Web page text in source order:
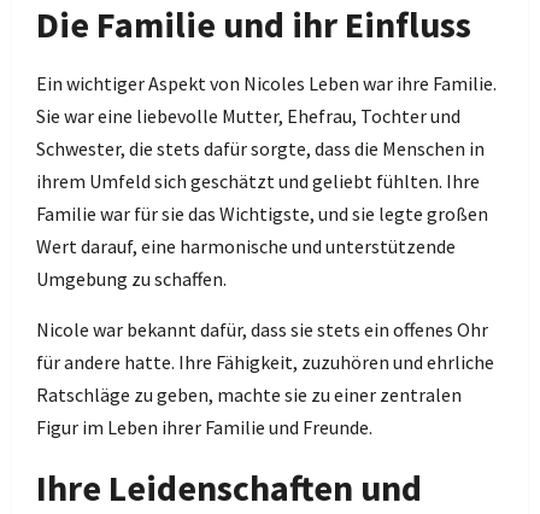
Die Familie und ihr Einfluss
Ein wichtiger Aspekt von Nicoles Leben war ihre Familie.
Sie war eine liebevolle Mutter, Ehefrau, Tochter und
Schwester, die stets dafür sorgte, dass die Menschen in
ihrem Umfeld sich geschätzt und geliebt fühlten. Ihre
Familie war für sie das Wichtigste, und sie legte großen
Wert darauf, eine harmonische und unterstützende
Umgebung zu schaffen.
Nicole war bekannt dafür, dass sie stets ein offenes Ohr
für andere hatte. Ihre Fähigkeit, zuzuhören und ehrliche
Ratschläge zu geben, machte sie zu einer zentralen
Figur im Leben ihrer Familie und Freunde.
Ihre Leidenschaften und